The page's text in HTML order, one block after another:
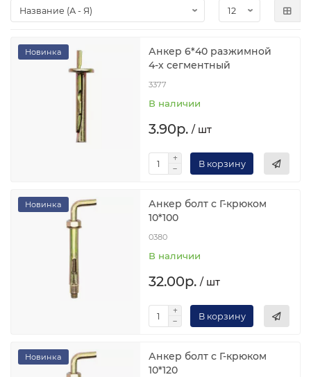
Новинка
Анкер 6*40 разжимной
4-х сегментный
3377
В наличии
3.90р. / шт
В корзину
Новинка
Анкер болт с Г-крюком
10*100
0380
В наличии
32.00р. / шт
В корзину
Новинка
Анкер болт с Г-крюком
10*120